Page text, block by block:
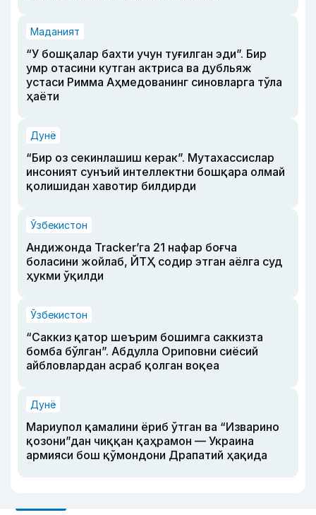
Маданият
“У бошқалар бахти учун туғилган эди”. Бир
умр отасини кутган актриса ва дубльяж
устаси Римма Аҳмедованинг синовларга тўла
ҳаёти
Дунё
“Бир оз секинлашиш керак”. Мутахассислар
инсоният сунъий интеллектни бошқара олмай
қолишидан хавотир билдирди
Ўзбекистон
Андижонда Tracker’га 21 нафар боғча
боласини жойлаб, ЙТҲ содир этган аёлга суд
ҳукми ўқилди
Ўзбекистон
“Саккиз қатор шеърим бошимга саккизта
бомба бўлган”. Абдулла Ориповни сиёсий
айбловлардан асраб қолган воқеа
Дунё
Мариупол қамалини ёриб ўтган ва “Изварино
қозони”дан чиққан қаҳрамон — Украина
армияси бош қўмондони Драпатий ҳақида